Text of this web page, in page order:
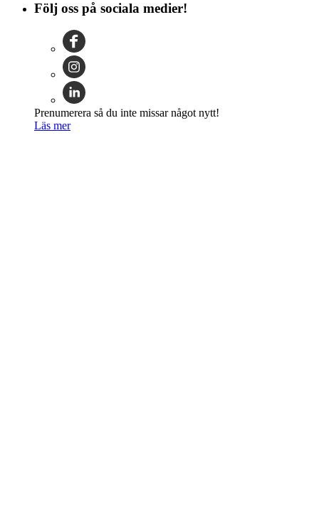
Följ oss på sociala medier!
Prenumerera så du inte missar något nytt!
Läs mer